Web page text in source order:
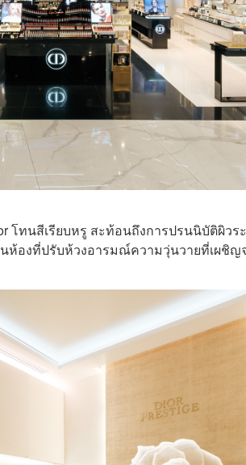
ทนสีเรียบหรู สะท้อนถึงการปรนนิบัติผิวร
องที่ปรับห้วงอารมณ์ความวุ่นวายที่เผชิญ